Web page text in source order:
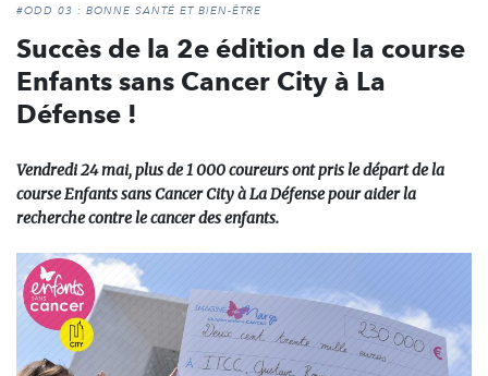
l'engagement
#ODD 03 : BONNE SANTÉ ET BIEN-ÊTRE
Succès de la 2e édition de la course
Enfants sans Cancer City à La
Défense !
Vendredi 24 mai, plus de 1 000 coureurs ont pris le départ de la
course Enfants sans Cancer City à La Défense pour aider la
recherche contre le cancer des enfants.